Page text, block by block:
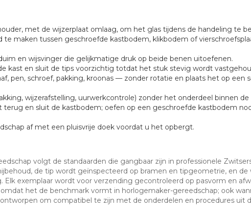
met de wijzerplaat omlaag, om het glas tijdens de handeling te
maken tussen geschroefde kastbodem, klikbodem of
en wijsvinger die gelijkmatige druk op beide benen uitoefenen.
kast en sluit de tips voorzichtig totdat het stuk stevig wordt
pen, schroef, pakking, kroonas — zonder rotatie en plaats het op een
wijzerafstelling, uurwerkcontrole) zonder het onderdeel binnen de
en sluit de kastbodem; oefen op een geschroefde kastbodem
af met een pluisvrije doek voordat u het opbergt.
volgt de standaarden die gangbaar zijn in professionele
de tip wordt geïnspecteerd op bramen en tipgeometrie, en de
exemplaar wordt voor verzending gecontroleerd op pasvorm en
het de benchmark vormt in horlogemaker-gereedschap; ook
om compatibel te zijn met de onderdelen en procedures uit